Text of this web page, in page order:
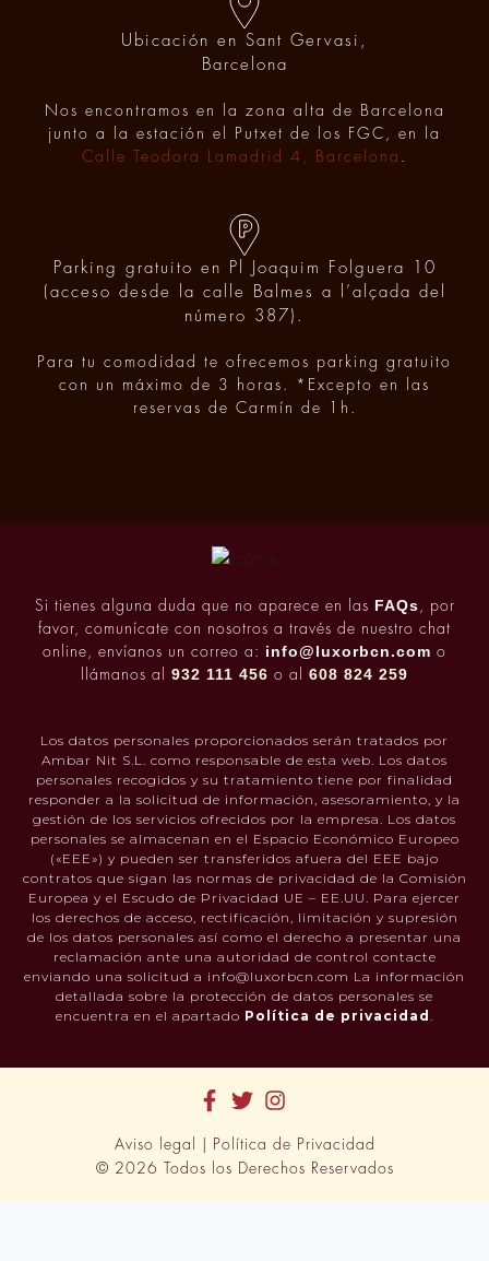
Ubicación en Sant Gervasi,
Barcelona
Nos encontramos en la zona alta de Barcelona
junto a la estación el Putxet de los FGC, en la
Calle Teodora Lamadrid 4, Barcelona
Parking gratuito en Pl Joaquim Folguera 10
(acceso desde la calle Balmes a l’alçada del
número 387).
Para tu comodidad te ofrecemos parking gratuito
con un máximo de 3 horas. *Excepto en las
reservas de Carmín de 1h.
Si tienes alguna duda que no aparece en las FAQs , por
favor, comunícate con nosotros a través de nuestro chat
online, envíanos un correo a: info@luxorbcn.com o
llámanos al 932 111 456 o al 608 824 259
Los datos personales proporcionados serán tratados por
Ambar Nit S.L. como responsable de esta web. Los datos
personales recogidos y su tratamiento tiene por finalidad
responder a la solicitud de información, asesoramiento, y la
gestión de los servicios ofrecidos por la empresa. Los datos
personales se almacenan en el Espacio Económico Europeo
(«EEE») y pueden ser transferidos afuera del EEE bajo
contratos que sigan las normas de privacidad de la Comisión
Europea y el Escudo de Privacidad UE – EE.UU. Para ejercer
los derechos de acceso, rectificación, limitación y supresión
de los datos personales así como el derecho a presentar una
reclamación ante una autoridad de control contacte
enviando una solicitud a info@luxorbcn.com La información
detallada sobre la protección de datos personales se
encuentra en el apartado Política de privacidad .
Aviso legal
Política de Privacidad
© 2026 Todos los Derechos Reservados